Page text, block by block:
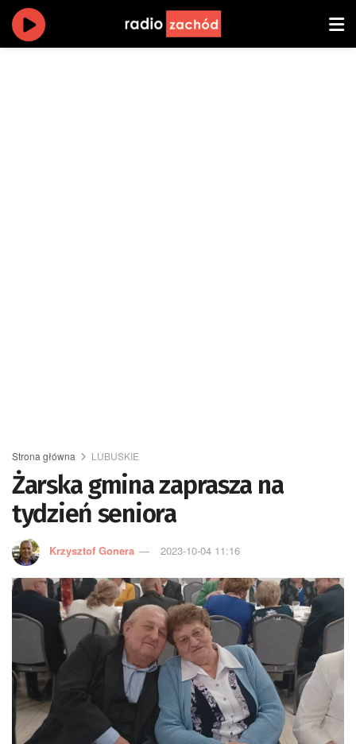
Strona główna LUBUSKIE
Żarska gmina zaprasza na
tydzień seniora
Krzysztof Gonera 2023-10-04 11:16